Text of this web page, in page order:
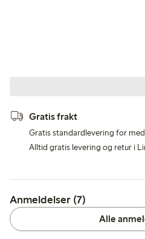
Gratis frakt
Gratis standardlevering for
Alltid gratis levering og retur i
Anmeldelser (7)
Alle